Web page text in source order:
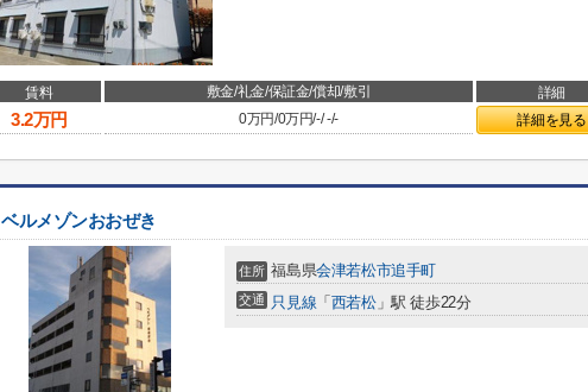
賃料 敷金/礼金/保証金/償却/敷引 詳細
3.2万円 0万円/0万円/-/-/- 詳細を見る
ベルメゾンおおぜき
住所 福島県会津若松市追手町
交通 只見線 「 西若松」駅 徒歩22分